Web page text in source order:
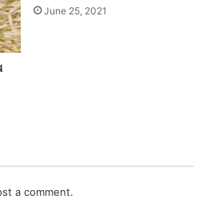
June 25, 2021
a comment.